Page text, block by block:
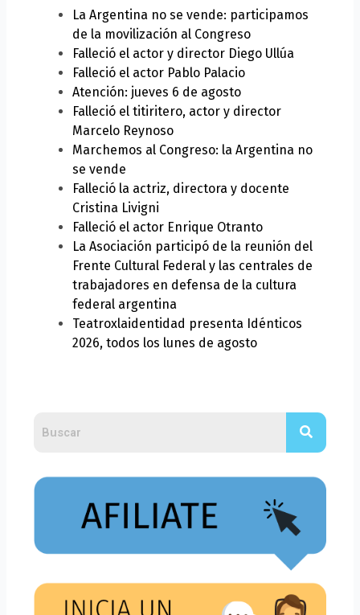
La Argentina no se vende: participamos
de la movilización al Congreso
Falleció el actor y director Diego Ullúa
Falleció el actor Pablo Palacio
Atención: jueves 6 de agosto
Falleció el titiritero, actor y director
Marcelo Reynoso
Marchemos al Congreso: la Argentina no
se vende
Falleció la actriz, directora y docente
Cristina Livigni
Falleció el actor Enrique Otranto
La Asociación participó de la reunión del
Frente Cultural Federal y las centrales de
trabajadores en defensa de la cultura
federal argentina
Teatroxlaidentidad presenta Idénticos
2026, todos los lunes de agosto